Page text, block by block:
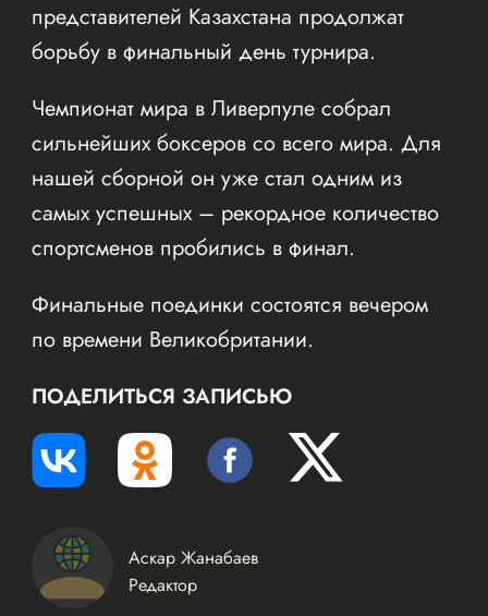
представителей Казахстана продолжат
борьбу в финальный день турнира.
Чемпионат мира в Ливерпуле собрал
сильнейших боксеров со всего мира. Для
нашей сборной он уже стал одним из
самых успешных – рекордное количество
спортсменов пробились в финал.
Финальные поединки состоятся вечером
по времени Великобритании.
ПОДЕЛИТЬСЯ ЗАПИСЬЮ
Аскар Жанабаев
Редактор